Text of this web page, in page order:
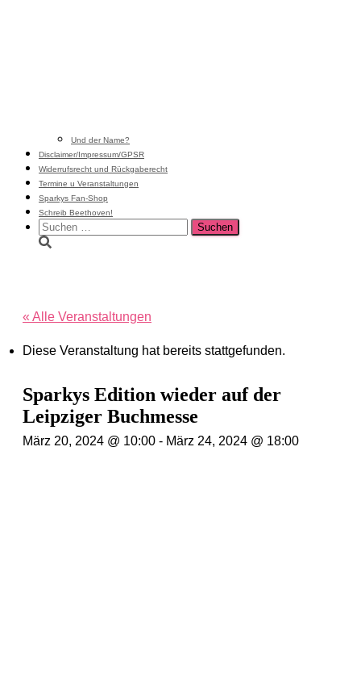
Und der Name?
Disclaimer/Impressum/GPSR
Widerrufsrecht und Rückgaberecht
Termine u Veranstaltungen
Sparkys Fan-Shop
Schreib Beethoven!
Suchen
nach:
« Alle Veranstaltungen
Diese Veranstaltung hat bereits stattgefunden.
Sparkys Edition wieder auf der
Leipziger Buchmesse
März 20, 2024 @ 10:00 - März 24, 2024 @ 18:00